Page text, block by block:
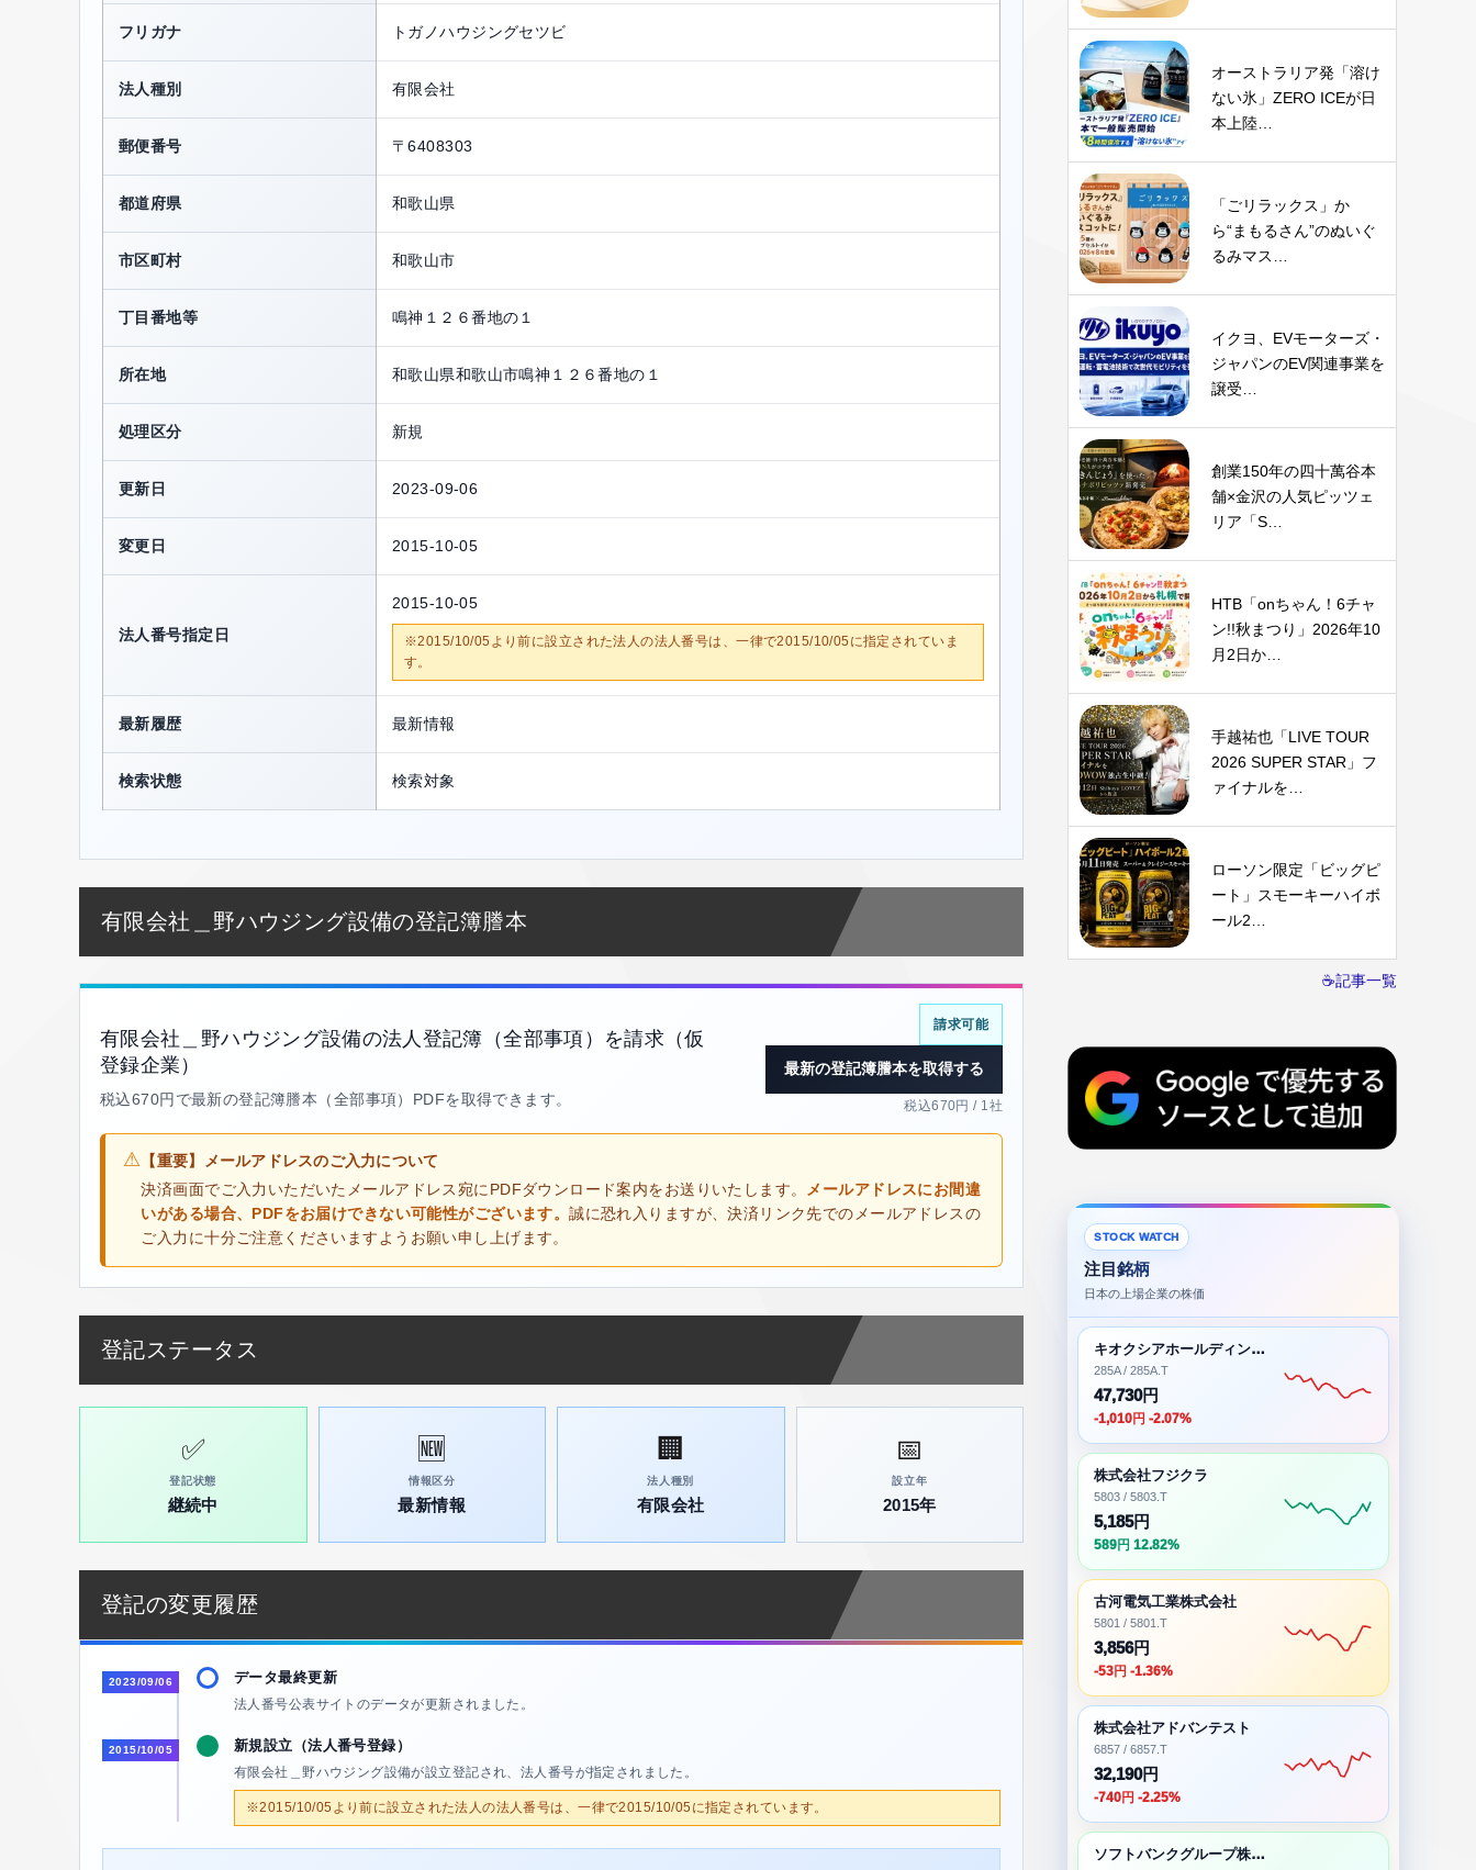
フリガナ トガノハウジングセツビ
法人種別 有限会社
郵便番号 〒6408303
都道府県 和歌山県
市区町村 和歌山市
丁目番地等 鳴神１２６番地の１
所在地 和歌山県和歌山市鳴神１２６番地の１
処理区分 新規
更新日 2023-09-06
変更日 2015-10-05
法人番号指定日
2015-10-05
※2015/10/05より前に設立された法人の法人番号は、一律で2015/10/05に指定されていま
す。
最新履歴 最新情報
検索状態 検索対象
有限会社＿野ハウジング設備の登記簿謄本
有限会社＿野ハウジング設備の法人登記簿（全部事項）を請求（仮
登録企業）
税込670円で最新の登記簿謄本（全部事項）PDFを取得できます。
請求可能
最新の登記簿謄本を取得する
税込670円 / 1社
⚠ 【重要】メールアドレスのご入力について
決済画面でご入力いただいたメールアドレス宛にPDFダウンロード案内をお送りいたします。 メールアドレスにお間違
いがある場合、PDFをお届けできない可能性がございます。誠に恐れ入りますが、決済リンク先でのメールアドレスの
ご入力に十分ご注意くださいますようお願い申し上げます。
登記ステータス
✅
登記状態
継続中
🆕
情報区分
最新情報
🏢
法人種別
有限会社
📅
設立年
2015年
登記の変更履歴
2023/09/06 データ最終更新
法人番号公表サイトのデータが更新されました。
2015/10/05 新規設立（法人番号登録）
有限会社＿野ハウジング設備が設立登記され、法人番号が指定されました。
※2015/10/05より前に設立された法人の法人番号は、一律で2015/10/05に指定されています。
オーストラリア発「溶け
ない氷」ZERO ICEが日
本上陸…
「ごリラックス」か
ら“まもるさん”のぬいぐ
るみマス…
イクヨ、EVモーターズ・
ジャパンのEV関連事業を
譲受…
創業150年の四十萬谷本
舗×金沢の人気ピッツェ
リア「S…
HTB「onちゃん！6チャ
ン!!秋まつり」2026年10
月2日か…
手越祐也「LIVE TOUR
2026 SUPER STAR」フ
ァイナルを…
ローソン限定「ビッグピ
ート」スモーキーハイボ
ール2…
☕記事一覧
STOCK WATCH
注目銘柄
日本の上場企業の株価
キオクシアホールディングス株式会社
285A / 285A.T
47,730円
-1,010円 -2.07%
株式会社フジクラ
5803 / 5803.T
5,185円
589円 12.82%
古河電気工業株式会社
5801 / 5801.T
3,856円
-53円 -1.36%
株式会社アドバンテスト
6857 / 6857.T
32,190円
-740円 -2.25%
ソフトバンクグループ株式会社